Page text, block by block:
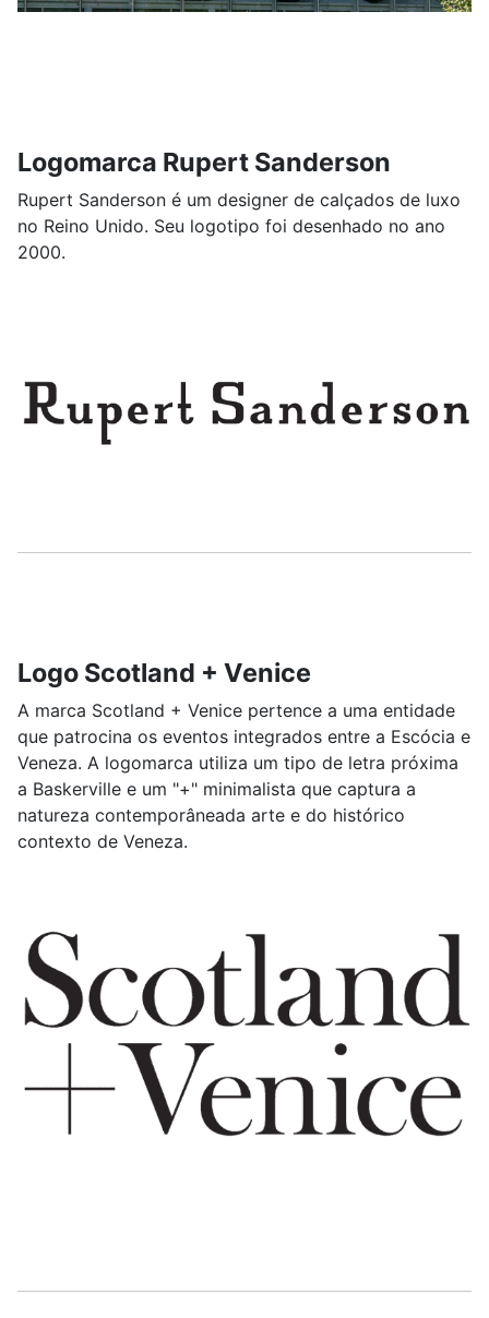
Logomarca Rupert Sanderson
Rupert Sanderson é um designer de calçados de luxo
no Reino Unido. Seu logotipo foi desenhado no ano
2000.
Logo Scotland + Venice
A marca Scotland + Venice pertence a uma entidade
que patrocina os eventos integrados entre a Escócia e
Veneza. A logomarca utiliza um tipo de letra próxima
a Baskerville e um "+" minimalista que captura a
natureza contemporâneada arte e do histórico
contexto de Veneza.